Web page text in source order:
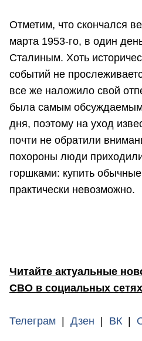
Отметим, что скончался
марта 1953-го, в один
Сталиным. Хоть
событий не
все же наложило свой
была самым
дня, поэтому на уход
почти не обратили
похороны люди
горшками: купить
практически невозможно.
Читайте актуальные
СВО в социальных
Телеграм Дзен ВК